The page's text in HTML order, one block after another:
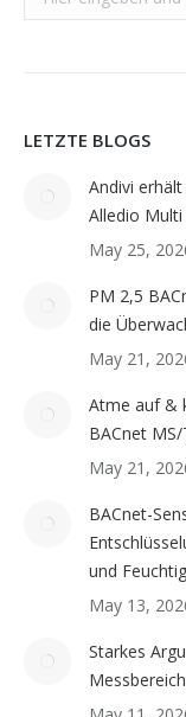
LETZTE BLOGS
Andivi
Alledio
May 25,
PM 2,5
die
May 21,
Atme auf &
BACnet
May 21,
BACnet-
und
May 13,
Starkes